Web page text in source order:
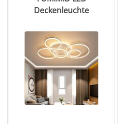
Deckenleuchte